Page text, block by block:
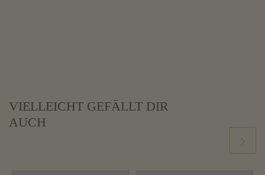
VIELLEICHT GEFÄLLT DIR
AUCH